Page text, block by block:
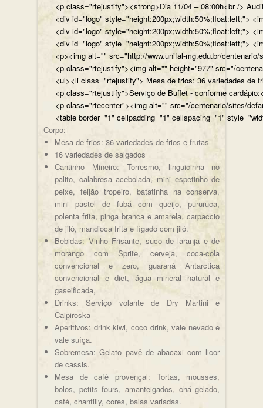
<p class="rtejustify"><strong>Dia 11/04 – 08:00h<br />
<div id="logo" style="height:200px;width:50%;float:left;">
<div id="logo" style="height:200px;width:50%;float:left;">
<div id="logo" style="height:200px;width:50%;float:left;">
<p><img alt="" src="http://www.unifal-mg.edu.br/
<p class="rtejustify"><img alt="" height="977" src="/
<ul><li class="rtejustify"> Mesa de frios: 36 variedades de
<p class="rtejustify">Serviço de Buffet - conforme
<p class="rtecenter"><img alt="" src="/centenario/sites/
<table border="1" cellpadding="1" cellspacing="1"
Corpo:
Mesa de frios: 36 variedades de frios e frutas
16 variedades de salgados
Cantinho Mineiro: Torresmo, linguicinha no
palito, calabresa acebolada, mini espetinho de
peixe, feijão tropeiro, batatinha na conserva,
mini pastel de fubá com queijo, pururuca,
polenta frita, pinga branca e amarela, carpaccio
de jiló, mandioca frita e fígado com jiló.
Bebidas: Vinho Frisante, suco de laranja e de
morango com Sprite, cerveja, coca-cola
convencional e zero, guaraná Antarctica
convencional e diet, água mineral natural e
gaseificada,
Drinks: Serviço volante de Dry Martini e
Caipiroska
Aperitivos: drink kiwi, coco drink, vale nevado e
vale suíça.
Sobremesa: Gelato pavê de abacaxi com licor
de cassis.
Mesa de café provençal: Tortas, mousses,
bolos, petits fours, amanteigados, chá gelado,
café, chantilly, cores, balas variadas.